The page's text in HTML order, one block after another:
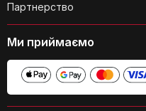
Партнерство
Ми приймаємо